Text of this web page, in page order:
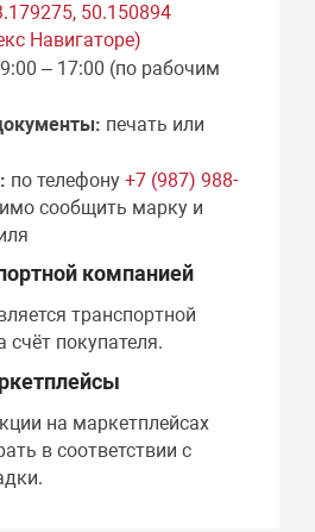
50.150894
Навигаторе)
9:00 – 17:00 (по рабочим
печать или
по телефону+7 (987) 988-
сообщить марку и
компанией
транспортной
счёт покупателя.
на маркетплейсах
в соответствии с